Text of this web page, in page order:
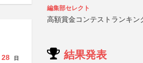
28 日
編集部セレクト
高額賞金コンテストランキン
結果発表